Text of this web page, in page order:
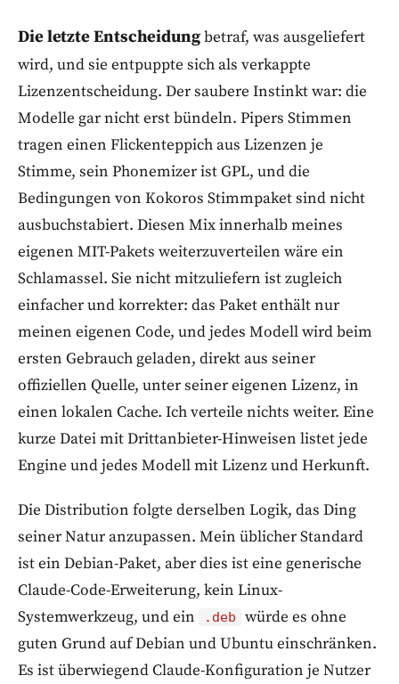
Die letzte Entscheidungbetraf, was ausgeliefert
wird, und sie entpuppte sich als verkappte
Lizenzentscheidung. Der saubere Instinkt war: die
Modelle gar nicht erst bündeln. Pipers Stimmen
tragen einen Flickenteppich aus Lizenzen je
Stimme, sein Phonemizer ist GPL, und die
Bedingungen von Kokoros Stimmpaket sind nicht
ausbuchstabiert. Diesen Mix innerhalb meines
eigenen MIT-Pakets weiterzuverteilen wäre ein
Schlamassel. Sie nicht mitzuliefern ist zugleich
einfacher und korrekter: das Paket enthält nur
meinen eigenen Code, und jedes Modell wird beim
ersten Gebrauch geladen, direkt aus seiner
offiziellen Quelle, unter seiner eigenen Lizenz, in
einen lokalen Cache. Ich verteile nichts weiter. Eine
kurze Datei mit Drittanbieter-Hinweisen listet jede
Engine und jedes Modell mit Lizenz und Herkunft.
Die Distribution folgte derselben Logik, das Ding
seiner Natur anzupassen. Mein üblicher Standard
ist ein Debian-Paket, aber dies ist eine generische
Claude-Code-Erweiterung, kein Linux-
Systemwerkzeug, und ein
.deb
würde es ohne
guten Grund auf Debian und Ubuntu einschränken.
Es ist überwiegend Claude-Konfiguration je Nutzer